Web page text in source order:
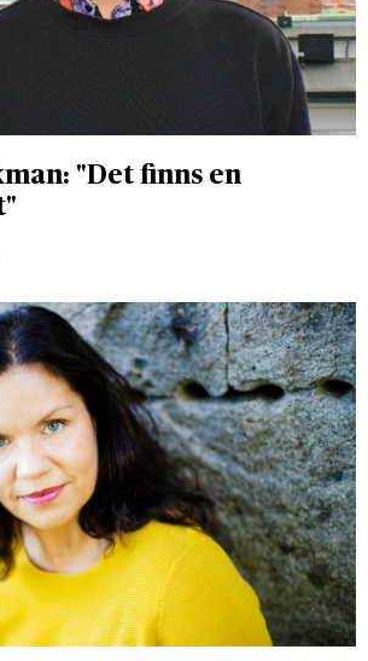
"Det finns en